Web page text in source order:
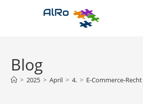
Blog
> 2025 > April > 4. > E-Commerce-Recht